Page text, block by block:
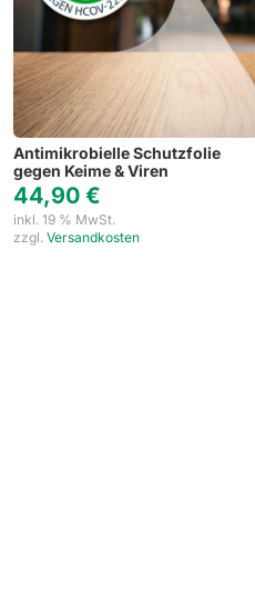
Antimikrobielle Schutzfolie
gegen Keime & Viren
44,90 €
inkl. 19 % MwSt.
zzgl. Versandkosten